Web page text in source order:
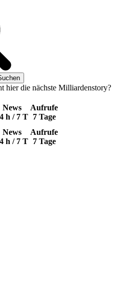
hier die nächste Milliardenstory?
News
h / 7 T
Aufrufe
7 Tage
News
h / 7 T
Aufrufe
7 Tage